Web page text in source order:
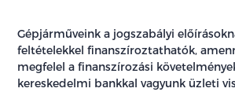
Gépjárműveink a jogszabályi
feltételekkel finanszíroztathatók,
megfelel a finanszírozási
kereskedelmi bankkal vagyunk üzleti